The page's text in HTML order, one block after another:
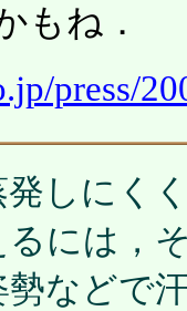
もね．
press/
しにく
には，
などで